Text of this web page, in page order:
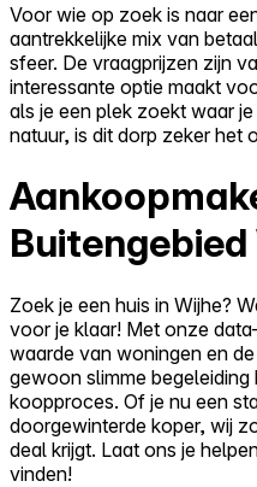
Voor wie op zoek is naar
aantrekkelijke mix van
sfeer. De vraagprijzen zijn
interessante optie maakt
als je een plek zoekt waar
natuur, is dit dorp zeker het
Buitengebied
Zoek je een huis in Wijhe?
voor je klaar! Met onze
waarde van woningen en
gewoon slimme begeleiding
koopproces. Of je nu een
doorgewinterde koper, wij
deal krijgt. Laat ons je
vinden!